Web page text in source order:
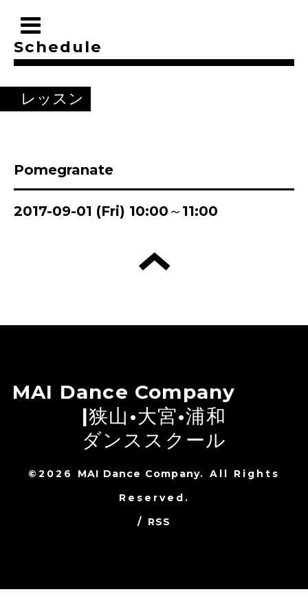
Schedule
レッスン
Pomegranate
2017-09-01 (Fri) 10:00～11:00
MAI Dance Company
|狭山•大宮•浦和
ダンススクール
©2026 MAI Dance Company. All Rights
Reserved.
/ RSS